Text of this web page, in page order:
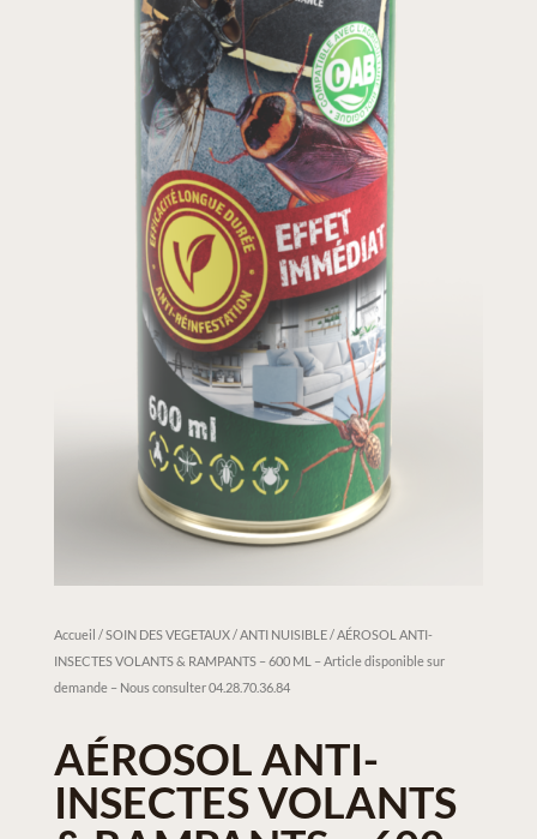
Accueil /SOIN DES VEGETAUX / ANTI NUISIBLE/ AÉROSOL ANTI-
INSECTES VOLANTS & RAMPANTS – 600 ML – Article disponible sur
demande – Nous consulter 04.28.70.36.84
AÉROSOL ANTI-
INSECTES VOLANTS